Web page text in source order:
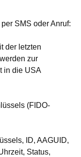
SMS oder Anruf:
der letzten
zur
in die USA
(FIDO-
ID, AAGUID,
Status,